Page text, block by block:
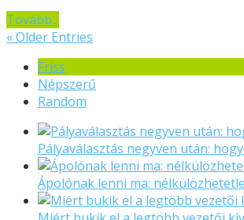
Tovább...
« Older Entries
Friss
Népszerű
Random
Pályaválasztás negyven után:
Ápolónak lenni ma: